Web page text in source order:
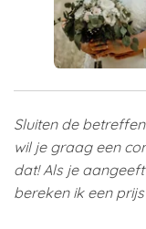
Sluiten de
wil je graag een
dat! Als je
bereken ik een